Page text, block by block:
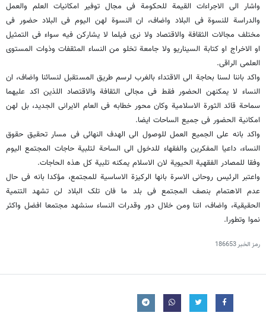
واشار الى الاجراءات القیمة للحکومة فی مجال توفیر امکانیات العلم والعمل
والدراسة للنسوة فی البلاد واضاف، ان النسوة لهن الیوم فی البلاد حضور فی
مختلف مجالات الثقافة والاقتصاد ولا نرى فیلما لا یشارکن فیه سواء فی التمثیل
او الاخراج او کتابة السیناریو ولا جامعة تخلو من النساء المثقفات وذوات المستوى
العلمی الراقی.
واکد باننا لسنا بحاجة الى الاقتداء بالغرب لرسم طریق المستقبل لنسائنا واضاف، ان
النساء لا یمکنهن الحضور فقط فی مجالی الثقافة والاقتصاد اللذین اکد علیهما
سماحة قائد الثورة الاسلامیة وکان محور خطابه فی العام الایرانی الجدید، بل لهن
امکانیة الحضور فی جمیع الساحات ایضا.
واکد بانه على الجمیع العمل للوصول الى الهدف النهائی فی مسار تحقیق حقوق
النساء، داعیا المفکرین والفقهاء للدخول الى الساحة لتلبیة حاجات المجتمع الیوم
وفقا للمصادر الفقهیة الحیویة لان الاسلام یمکنه تلبیة کل هذه الحاجات.
واعتبر الرئیس روحانی الاسرة بانها الرکیزة الاساسیة للمجتمع، مؤکدا بانه فی حال
عدم الاهتمام بنصف المجتمع فی بلد ما فان تلک البلاد لن تشهد التنمیة
الحقیقیة، واضاف، اننا ومن خلال دور وقدرات النساء سنشهد مجتمعا افضل واکثر
نموا وتطورا.
رمز الخبر186653